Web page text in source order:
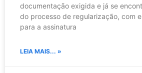
documentação exigida e já se
do processo de regularização, com
para a assinatura
LEIA MAIS... »